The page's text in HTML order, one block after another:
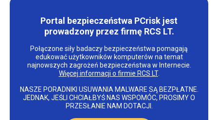
Portal bezpieczeństwa PCrisk jest
prowadzony przez firmę RCS LT.
Połączone siły badaczy bezpieczeństwa pomagają
edukować użytkowników komputerów na temat
najnowszych zagrożeń bezpieczeństwa w Internecie.
Więcej informacji o firmie RCS LT.
NASZE PORADNIKI USUWANIA MALWARE SĄ BEZPŁATNE.
JEDNAK, JEŚLI CHCIAŁBYŚ NAS WSPOMÓC, PROSIMY O
PRZESŁANIE NAM DOTACJI.